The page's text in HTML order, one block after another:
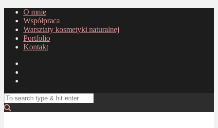
O mnie
Współpraca
Warsztaty kosmetyki naturalnej
Portfolio
Kontakt